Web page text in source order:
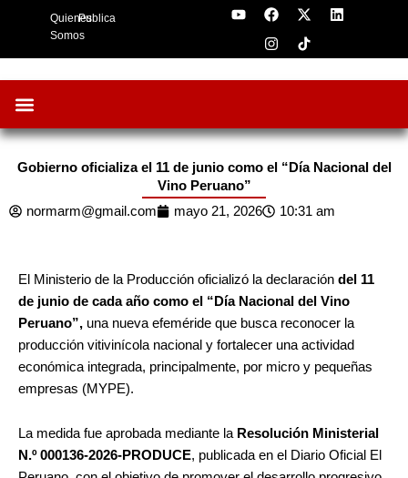
Quienes
Somos
Publica
Y
o
b
F
a
c
e
o
X
-
t
w
t
L
i
d
I
n
s
t
g
Gobierno oficializa el 11 de junio como el “Día Nacional del
Vino Peruano”
normarm@gmail.com
mayo 21, 2026 10:31 am
El Ministerio de la Producción oficializó la declaración del 11
de junio de cada año como el “Día Nacional del Vino
Peruano”, una nueva efeméride que busca reconocer la
producción vitivinícola nacional y fortalecer una actividad
económica integrada, principalmente, por micro y pequeñas
empresas (MYPE).
La medida fue aprobada mediante laResolución Ministerial
N.º 000136-2026-PRODUCE, publicada en el Diario Oficial El